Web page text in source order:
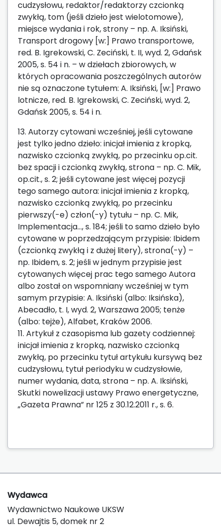
cudzysłowu, redaktor/redaktorzy czcionką
zwykłą, tom (jeśli dzieło jest wielotomowe),
miejsce wydania i rok, strony – np. A. Iksiński,
Transport drogowy [w:] Prawo transportowe,
red. B. Igrekowski, C. Zeciński, t. II, wyd. 2, Gdańsk
2005, s. 54 i n. – w dziełach zbiorowych, w
których opracowania poszczególnych autorów
nie są oznaczone tytułem: A. Iksiński, [w:] Prawo
lotnicze, red. B. Igrekowski, C. Zeciński, wyd. 2,
Gdańsk 2005, s. 54 i n.
13. Autorzy cytowani wcześniej, jeśli cytowane
jest tylko jedno dzieło: inicjał imienia z kropką,
nazwisko czcionką zwykłą, po przecinku op.cit.
bez spacji i czcionką zwykłą, strona – np. C. Mik,
op.cit., s. 2; jeśli cytowane jest więcej pozycji
tego samego autora: inicjał imienia z kropką,
nazwisko czcionką zwykłą, po przecinku
pierwszy(-e) człon(-y) tytułu – np. C. Mik,
Implementacja…, s. 184; jeśli to samo dzieło było
cytowane w poprzedzającym przypisie: Ibidem
(czcionką zwykłą i z dużej litery), strona(-y) –
np. Ibidem, s. 2; jeśli w jednym przypisie jest
cytowanych więcej prac tego samego Autora
albo został on wspomniany wcześniej w tym
samym przypisie: A. Iksiński (albo: Iksińska),
Abecadło, t. I, wyd. 2, Warszawa 2005; tenże
(albo: tejże), Alfabet, Kraków 2006.
11. Artykuł z czasopisma lub gazety codziennej:
inicjał imienia z kropką, nazwisko czcionką
zwykłą, po przecinku tytuł artykułu kursywą bez
cudzysłowu, tytuł periodyku w cudzysłowie,
numer wydania, data, strona – np. A. Iksiński,
Skutki nowelizacji ustawy Prawo energetyczne,
„Gazeta Prawna” nr 125 z 30.12.2011 r., s. 6.
Wydawca
Wydawnictwo Naukowe UKSW
ul. Dewajtis 5, domek nr 2